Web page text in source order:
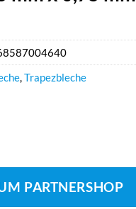
PARTNERSHOP
,Trapezbleche